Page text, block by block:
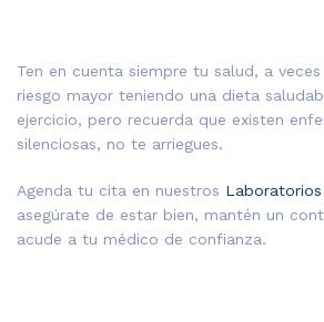
Ten en cuenta siempre tu salud, a
riesgo mayor teniendo una dieta
ejercicio, pero recuerda que existen
silenciosas, no te arriegues.
Agenda tu cita en nuestros
asegúrate de estar bien, mantén un
acude a tu médico de confianza.